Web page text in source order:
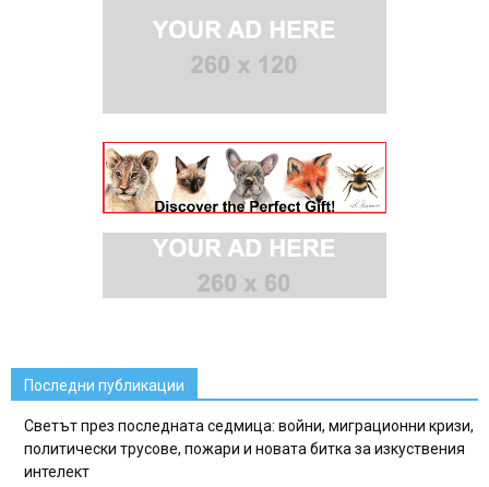
Последни публикации
Светът през последната седмица: войни, миграционни кризи,
политически трусове, пожари и новата битка за изкуствения
интелект